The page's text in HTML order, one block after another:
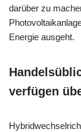
darüber zu
Energie ausgeht.
verfügen